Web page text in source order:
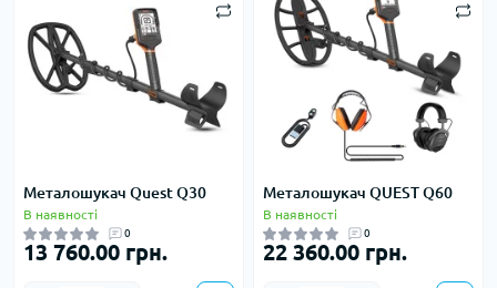
Металошукач Quest Q30
В наявності
0
13 760.00 грн.
Металошукач QUEST Q60
В наявності
0
22 360.00 грн.